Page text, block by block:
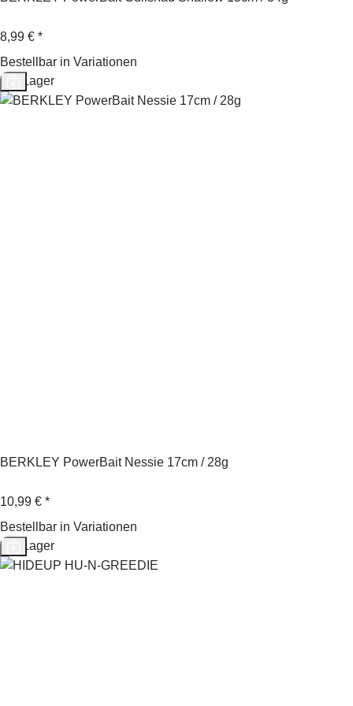
8,99 € *
Bestellbar in Variationen
Auf Lager
BERKLEY PowerBait Nessie 17cm / 28g
10,99 € *
Bestellbar in Variationen
Auf Lager